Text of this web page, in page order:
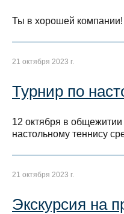
Ты в хорошей компании!
21 октября 2023 г.
Турнир по
12 октября в
настольному теннису
21 октября 2023 г.
Экскурсия на